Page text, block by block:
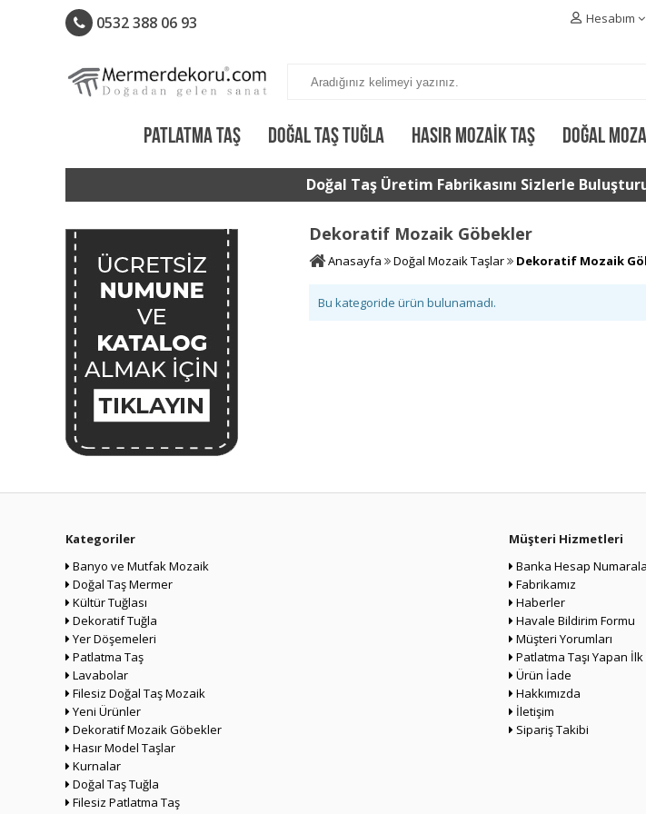
0532 388 06 93 Hesabım
PATLATMA TAŞ DOĞAL TAŞ TUĞLA HASIR MOZAIK TAŞ DOĞAL
Doğal Taş Üretim Fabrikasını Sizlerle
Dekoratif Mozaik Göbekler
Anasayfa Doğal Mozaik Taşlar Dekoratif Mozaik
Bu kategoride ürün bulunamadı.
Kategoriler
Banyo ve Mutfak Mozaik
Doğal Taş Mermer
Kültür Tuğlası
Dekoratif Tuğla
Yer Döşemeleri
Patlatma Taş
Lavabolar
Filesiz Doğal Taş Mozaik
Yeni Ürünler
Dekoratif Mozaik Göbekler
Hasır Model Taşlar
Kurnalar
Doğal Taş Tuğla
Filesiz Patlatma Taş
Müşteri Hizmetleri
Banka Hesap
Fabrikamız
Haberler
Havale Bildirim Formu
Müşteri Yorumları
Patlatma Taşı Yapan İlk
Ürün İade
Hakkımızda
İletişim
Sipariş Takibi